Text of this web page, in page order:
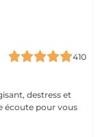
410
écoute pour vous